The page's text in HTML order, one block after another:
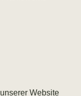
Website